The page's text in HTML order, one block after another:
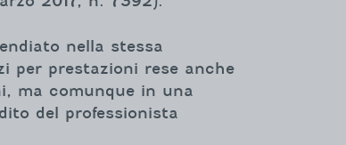
nella stessa
per prestazioni rese anche
ma comunque in una
del professionista